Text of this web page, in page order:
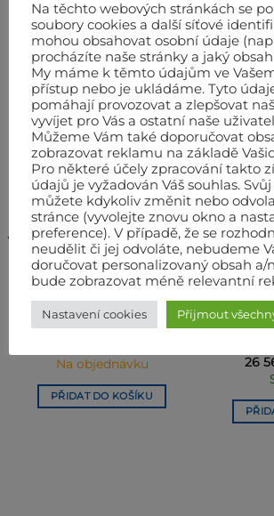
SOUVISEJÍCÍ PRODUKTY
KONDENZAČNÍ ODVLHČOVAČE/VYSOUŠEČE VZDUCHU
Hadička s fitinko pro
nepřetržitý odvod vody
06AC111
byla:
855 Kč.
je:
812 Kč.
Na objednávku
PŘIDAT DO KOŠÍKU
vzduchu
26
Na těchto webových stránkách se
soubory cookies a další síťové
mohou obsahovat osobní údaje
procházíte naše stránky a jaký
My máme k těmto údajům ve
přístup nebo je ukládáme. Tyto
pomáhají provozovat a zlepšovat
vyvíjet pro Vás a ostatní naše
Můžeme Vám také doporučovat
zobrazovat reklamu na základě
Pro některé účely zpracování takto
údajů je vyžadován Váš souhlas.
můžete kdykoliv změnit nebo
stránce (vyvolejte znovu okno a
preference). V případě, že se
neudělit či jej odvoláte, nebudeme
doručovat personalizovaný obsah a/
bude zobrazovat méně relevantní
Nastavení cookies Přijmout